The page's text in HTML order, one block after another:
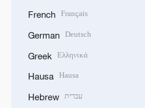
French Français
German Deutsch
Greek Ελληνικά
Hausa Hausa
Hebrew עברית